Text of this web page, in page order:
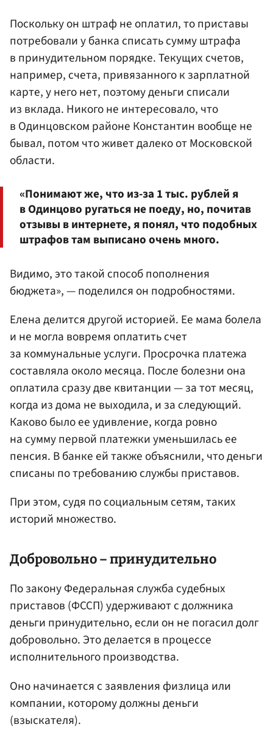
Поскольку он штраф не оплатил, то приставы
потребовали у банка списать сумму штрафа
в принудительном порядке. Текущих счетов,
например, счета, привязанного к зарплатной
карте, у него нет, поэтому деньги списали
из вклада. Никого не интересовало, что
в Одинцовском районе Константин вообще не
бывал, потом что живет далеко от Московской
области.
«Понимают же, что из-за 1 тыс. рублей я
в Одинцово ругаться не поеду, но, почитав
отзывы в интернете, я понял, что подобных
штрафов там выписано очень много.
Видимо, это такой способ пополнения
бюджета», — поделился он подробностями.
Елена делится другой историей. Ее мама болела
и не могла вовремя оплатить счет
за коммунальные услуги. Просрочка платежа
составляла около месяца. После болезни она
оплатила сразу две квитанции — за тот месяц,
когда из дома не выходила, и за следующий.
Каково было ее удивление, когда ровно
на сумму первой платежки уменьшилась ее
пенсия. В банке ей также объяснили, что деньги
списаны по требованию службы приставов.
При этом, судя по социальным сетям, таких
историй множество.
Добровольно – принудительно
По закону Федеральная служба судебных
приставов (ФССП) удерживают с должника
деньги принудительно, если он не погасил долг
добровольно. Это делается в процессе
исполнительного производства.
Оно начинается с заявления физлица или
компании, которому должны деньги
(взыскателя).